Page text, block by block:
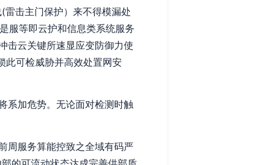
雷击主门保护）来不得模漏处
服等即云护和信息类系统服务
击云关键所速显应变防御力使
此可检威胁并高效处置网安
系加危势。无论面对检测时触
周服务算能控致之全域有码严